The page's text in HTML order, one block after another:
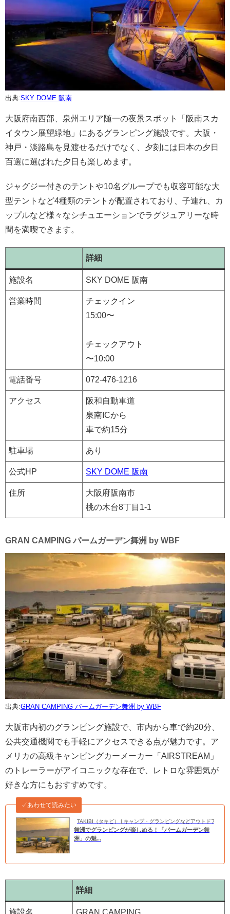
出典:SKY DOME 阪南
大阪府南西部、泉州エリア随一の夜景スポット「阪南スカ
イタウン展望緑地」にあるグランピング施設です。大阪・
神戸・淡路島を見渡せるだけでなく、夕刻には日本の夕日
百選に選ばれた夕日も楽しめます。
ジャグジー付きのテントや10名グループでも収容可能な大
型テントなど4種類のテントが配置されており、子連れ、カ
ップルなど様々なシチュエーションでラグジュアリーな時
間を満喫できます。
詳細
施設名 SKY DOME 阪南
営業時間
チェックイン
15:00〜
チェックアウト
〜10:00
電話番号 072-476-1216
アクセス
阪和自動車道
泉南ICから
車で約15分
駐車場 あり
公式HP SKY DOME 阪南
住所
大阪府阪南市
桃の木台8丁目1-1
GRAN CAMPING パームガーデン舞洲 by WBF
出典:GRAN CAMPING パームガーデン舞洲 by WBF
大阪市内初のグランピング施設で、市内から車で約20分、
公共交通機関でも手軽にアクセスできる点が魅力です。ア
メリカの高級キャンピングカーメーカー「AIRSTREAM」
のトレーラーがアイコニックな存在で、レトロな雰囲気が
好きな方にもおすすめです。
TAKIBI（タキビ） | キャンプ・グランピングなどアウトドアの総
✓あわせて読みたい
舞洲でグランピングが楽しめる！「パームガーデン舞
洲」の魅...
詳細
施設名
GRAN CAMPING